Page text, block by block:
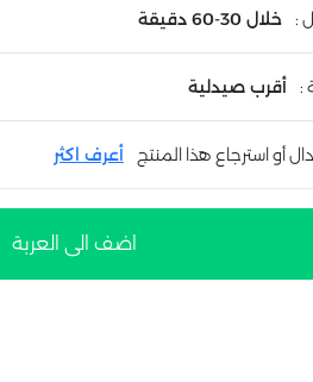
: خلال 30-60 دقيقة
: أقرب صيدلية
أو استرجاع هذا المنتج أعرف اكثر
اضف الى العربة